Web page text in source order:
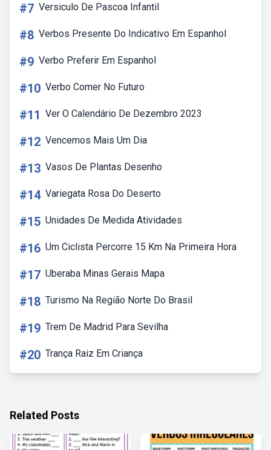
#7 Versiculo De Pascoa Infantil
#8 Verbos Presente Do Indicativo Em Espanhol
#9 Verbo Preferir Em Espanhol
#10 Verbo Comer No Futuro
#11 Ver O Calendário De Dezembro 2023
#12 Vencemos Mais Um Dia
#13 Vasos De Plantas Desenho
#14 Variegata Rosa Do Deserto
#15 Unidades De Medida Atividades
#16 Um Ciclista Percorre 15 Km Na Primeira Hora
#17 Uberaba Minas Gerais Mapa
#18 Turismo Na Região Norte Do Brasil
#19 Trem De Madrid Para Sevilha
#20 Trança Raiz Em Criança
Related Posts